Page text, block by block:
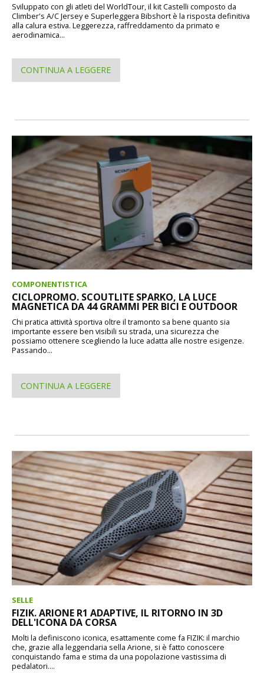
Sviluppato con gli atleti del WorldTour, il kit Castelli composto da
Climber's A/C Jersey e Superleggera Bibshort è la risposta definitiva
alla calura estiva. Leggerezza, raffreddamento da primato e
aerodinamica...
CONTINUA A LEGGERE
COMPONENTISTICA
CICLOPROMO. SCOUTLITE SPARKO, LA LUCE
MAGNETICA DA 44 GRAMMI PER BICI E OUTDOOR
Chi pratica attività sportiva oltre il tramonto sa bene quanto sia
importante essere ben visibili su strada, una sicurezza che
possiamo ottenere scegliendo la luce adatta alle nostre esigenze.
Passando...
CONTINUA A LEGGERE
SELLE
FIZIK. ARIONE R1 ADAPTIVE, IL RITORNO IN 3D
DELL'ICONA DA CORSA
Molti la definiscono iconica, esattamente come fa FIZIK: il marchio
che, grazie alla leggendaria sella Arione, si è fatto conoscere
conquistando fama e stima da una popolazione vastissima di
pedalatori....